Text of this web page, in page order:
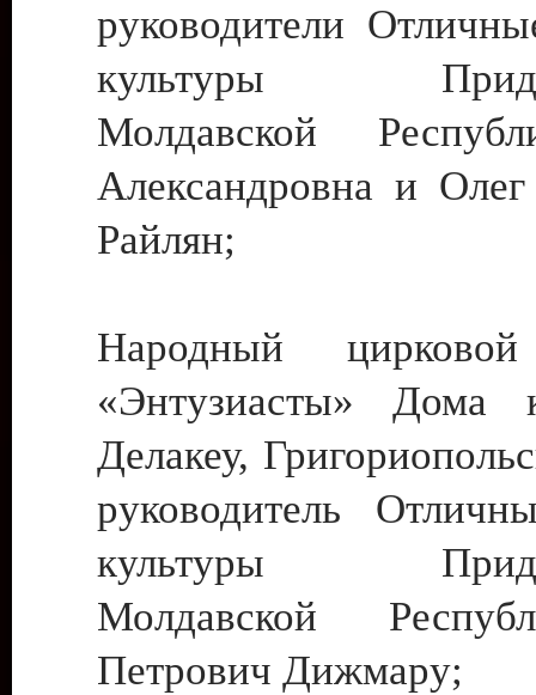
руководители
культуры
Молдавской
Александровна и
Райлян;
Народный цирковой
«Энтузиасты» Дома
Делакеу,
руководитель
культуры
Молдавской
Петрович Дижмару;